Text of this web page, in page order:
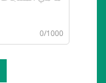
0/1000